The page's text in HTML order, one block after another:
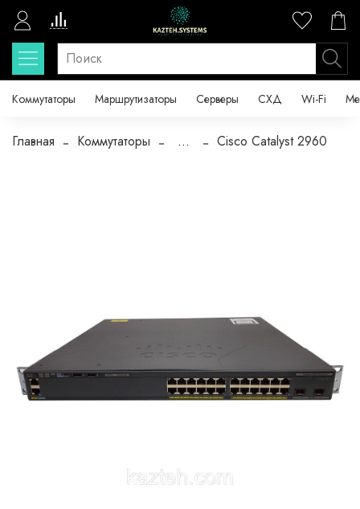
Коммутаторы Маршрутизаторы Серверы СХД Wi-Fi
Главная Коммутаторы ... Cisco Catalyst 2960